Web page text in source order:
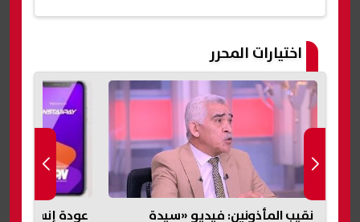
اختيارات المحرر
عودة إنستاباي للعمل بعد عطل فني
دموع وحزن في